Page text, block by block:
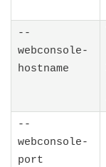
--
webconsole-
hostname
--
webconsole-
port